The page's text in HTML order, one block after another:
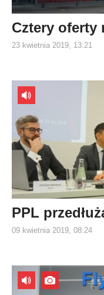
Cztery oferty
23 kwietnia 2019, 13:21
PPL
09 kwietnia 2019, 08:24